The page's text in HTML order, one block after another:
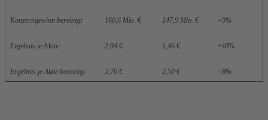
Konzerngewinn bereinigt 160,6 Mio. € 147,9 Mio. € +9%
Ergebnis je Aktie 2,04 € 1,46 € +40%
Ergebnis je Aktie bereinigt 2,70 € 2,50 € +8%